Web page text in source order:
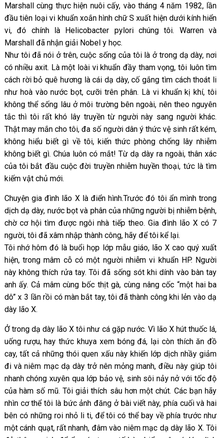
Marshall cùng thực hiện nuôi cấy, vào tháng 4 năm 1982, lần
đầu tiên loại vi khuẩn xoắn hình chữ S xuất hiện dưới kính hiển
vi, đó chính là Helicobacter pylori chúng tôi. Warren và
Marshall đã nhận giải Nobel y học.
Như tôi đã nói ở trên, cuộc sống của tôi là ở trong dạ dày, nơi
có nhiều axit. Là một loài vi khuẩn đầy tham vọng, tôi luôn tìm
cách rời bỏ quê hương là cái dạ dày, cố gắng tìm cách thoát li
như hoà vào nước bọt, cưỡi trên phân. Là vi khuẩn kị khí, tôi
không thể sống lâu ở môi trường bên ngoài, nên theo nguyên
tắc thì tôi rất khó lây truyền từ người này sang người khác.
Thật may mắn cho tôi, đa số người dân ý thức vệ sinh rất kém,
không hiểu biết gì về tôi, kiến thức phòng chống lây nhiễm
không biết gì. Chúa luôn có mắt! Từ dạ dày ra ngoài, thân xác
của tôi bắt đầu cuộc đời truyền nhiễm huyền thoại, tức là tìm
kiếm vật chủ mới.
Chuyện gia đình lão X là điển hình.Trước đó tôi ẩn mình trong
dịch dạ dày, nước bọt và phân của những người bị nhiễm bệnh,
chờ cơ hội tìm được ngôi nhà tiếp theo. Gia đình lão X có 7
người, tôi đã xâm nhập thành công, hãy để tôi kể lại.
Tôi nhớ hôm đó là buổi họp lớp mẫu giáo, lão X cao quý xuất
hiện, trong mâm cỗ có một người nhiễm vi khuẩn HP. Người
này không thích rửa tay. Tôi đã sống sót khi dính vào bàn tay
anh ấy. Cả mâm cùng bốc thịt gà, cùng nâng cốc “một hai ba
dô” x 3 lần rồi có màn bắt tay, tôi đã thành công khi lẻn vào dạ
dày lão X.
Ở trong dạ dày lão X tôi như cá gặp nước. Vì lão X hút thuốc lá,
uống rượu, hay thức khuya xem bóng đá, lại còn thích ăn đồ
cay, tất cả những thói quen xấu này khiến lớp dịch nhầy giảm
đi và niêm mạc dạ dày trở nên mỏng manh, điều này giúp tôi
nhanh chóng xuyên qua lớp bảo vệ, sinh sôi nảy nở với tốc độ
của hàm số mũ. Tôi giải thích sâu hơn một chút. Các bạn hãy
nhìn cơ thể tôi là bức ảnh đăng ở bài viết này, phía cuối và hai
bên có những roi nhỏ li ti, để tôi có thể bay về phía trước như
một cánh quạt, rất nhanh, đâm vào niêm mạc dạ dày lão X. Tôi